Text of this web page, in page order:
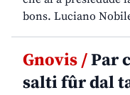
bons. Luciano
Gnovis /Par
salti fûr dal